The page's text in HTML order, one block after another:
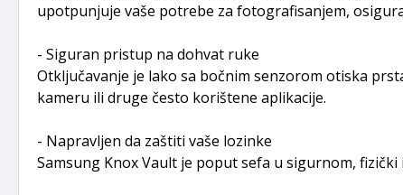
upotpunjuje vaše potrebe za fotografisanjem,
- Siguran pristup na dohvat ruke
Otključavanje je lako sa bočnim senzorom otiska
kameru ili druge često korištene aplikacije.
- Napravljen da zaštiti vaše lozinke
Samsung Knox Vault je poput sefa u sigurnom,